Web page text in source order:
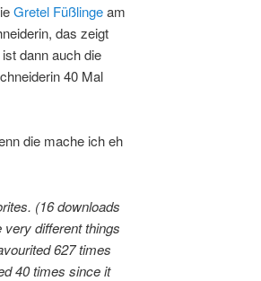
Gretel Füßlingeam
das zeigt
dann auch die
40 Mal
die mache ich eh
(16 downloads
different things
627 times
40 times since it